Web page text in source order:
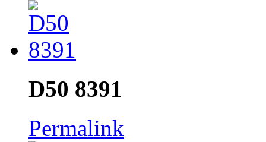
D50 8391
Permalink